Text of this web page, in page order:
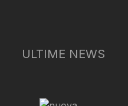
ULTIME NEWS